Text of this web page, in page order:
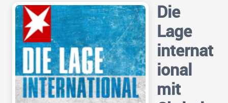
Die
Lage
internat
ional
mit